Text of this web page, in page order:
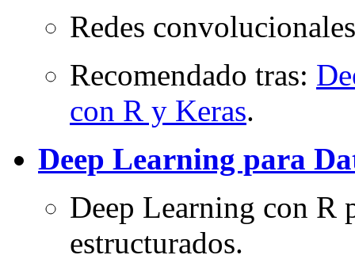
Redes
Recomendado tras:
con R y Keras.
Deep Learning para
Deep Learning con R
estructurados.